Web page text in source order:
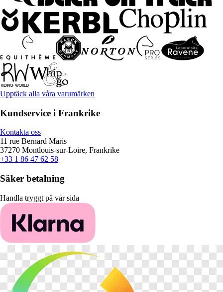
Upptäck alla våra varumärken
Kundservice i Frankrike
Kontakta oss
11 rue Bernard Maris
37270 Montlouis-sur-Loire, Frankrike
+33 1 86 47 62 58
Säker betalning
Handla tryggt på vår sida